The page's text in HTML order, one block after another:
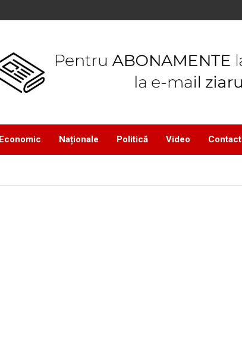
Economic Naționale Politică Video Contact